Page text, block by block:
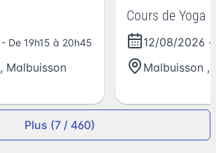
- De 19h15 à 20h45
, Malbuisson
Cours de Yoga
12/08/2026 -
Malbuisson ,
Plus (7 / 460)